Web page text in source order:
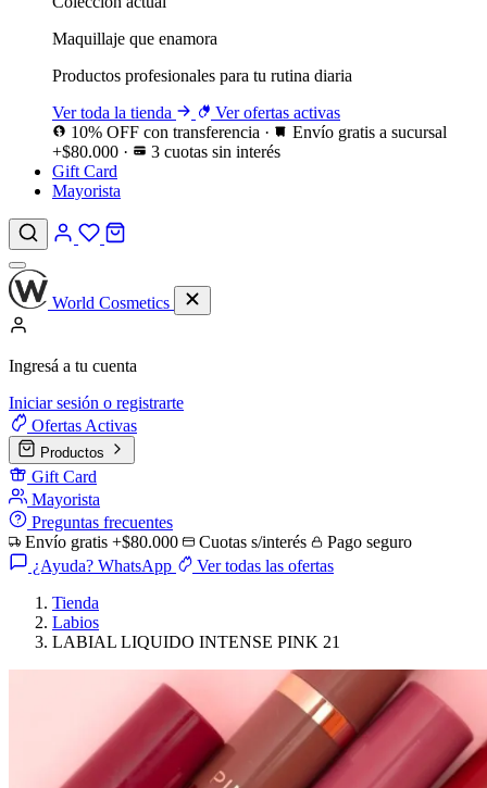
Maquillaje que enamora
Productos profesionales para tu rutina diaria
Ver toda la tienda
Ver ofertas activas
10% OFF con transferencia ·
Envío gratis a sucursal
+$80.000 ·
3 cuotas sin interés
Gift Card
Mayorista
World Cosmetics
Ingresá a tu cuenta
Iniciar sesión o registrarte
Ofertas Activas
Productos
Gift Card
Mayorista
Preguntas frecuentes
Envío gratis +$80.000
Cuotas s/interés
Pago seguro
¿Ayuda? WhatsApp
Ver todas las ofertas
Tienda
Labios
LABIAL LIQUIDO INTENSE PINK 21